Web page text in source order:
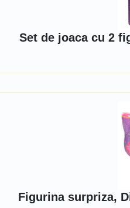
Set de joaca cu 2
Figurina surpriza,